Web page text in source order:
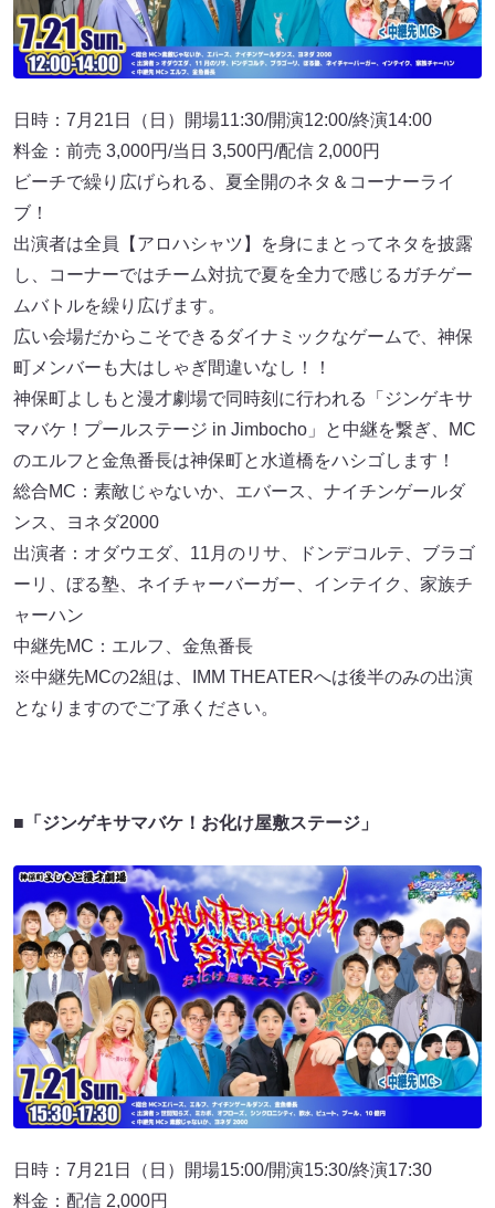
日時：7月21日（日）開場11:30/開演12:00/終演14:00
料金：前売 3,000円/当⽇ 3,500円/配信 2,000円
ビーチで繰り広げられる、夏全開のネタ＆コーナーライ
ブ！
出演者は全員【アロハシャツ】を身にまとってネタを披露
し、コーナーではチーム対抗で夏を全力で感じるガチゲー
ムバトルを繰り広げます。
広い会場だからこそできるダイナミックなゲームで、神保
町メンバーも大はしゃぎ間違いなし！！
神保町よしもと漫才劇場で同時刻に行われる「ジンゲキサ
マバケ！プールステージ in Jimbocho」と中継を繋ぎ、MC
のエルフと金魚番長は神保町と水道橋をハシゴします！
総合MC：素敵じゃないか、エバース、ナイチンゲールダ
ンス、ヨネダ2000
出演者：オダウエダ、11⽉のリサ、ドンデコルテ、ブラゴ
ーリ、ぼる塾、ネイチャーバーガー、インテイク、家族チ
ャーハン
中継先MC：エルフ、金魚番長
※中継先MCの2組は、IMM THEATERへは後半のみの出演
となりますのでご了承ください。
■「ジンゲキサマバケ！お化け屋敷ステージ」
日時：7月21日（日）開場15:00/開演15:30/終演17:30
料金：配信 2,000円